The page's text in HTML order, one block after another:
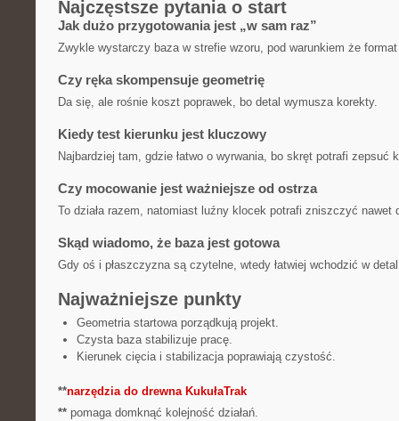
Najczęstsze pytania o start
Jak dużo przygotowania jest „w sam raz”
Zwykle wystarczy baza w strefie wzoru, pod warunkiem że
Czy ręka skompensuje geometrię
Da się, ale rośnie koszt poprawek, bo detal wymusza korekty.
Kiedy test kierunku jest kluczowy
Najbardziej tam, gdzie łatwo o wyrwania, bo skręt potrafi zepsuć
Czy mocowanie jest ważniejsze od ostrza
To działa razem, natomiast luźny klocek potrafi zniszczyć nawet
Skąd wiadomo, że baza jest gotowa
Gdy oś i płaszczyzna są czytelne, wtedy łatwiej wchodzić w
Najważniejsze punkty
Geometria startowa porządkują projekt.
Czysta baza stabilizuje pracę.
Kierunek cięcia i stabilizacja poprawiają czystość.
**narzędzia do drewna KukułaTrak
** pomaga domknąć kolejność działań.